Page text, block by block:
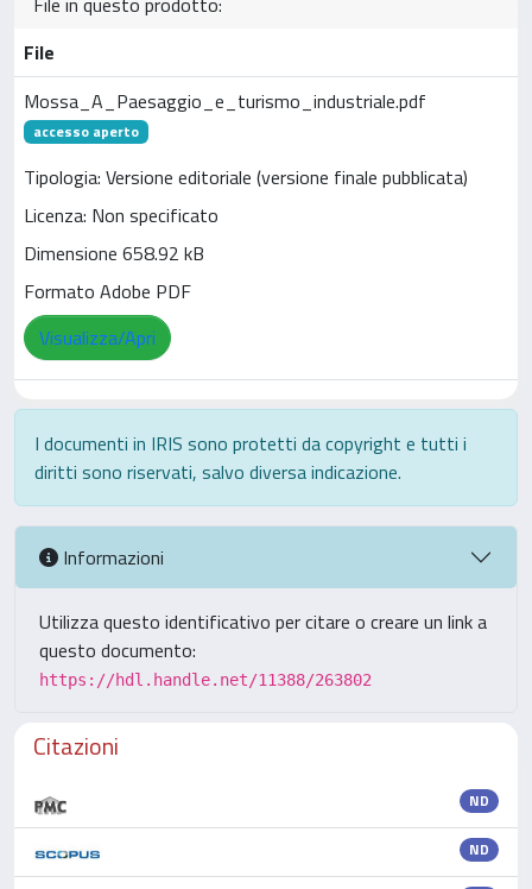
File
Mossa_A_Paesaggio_e_turismo_industriale.pdf
accesso aperto
Tipologia: Versione editoriale (versione finale pubblicata)
Licenza: Non specificato
Dimensione 658.92 kB
Formato Adobe PDF
Visualizza/Apri
I documenti in IRIS sono protetti da copyright e tutti i
diritti sono riservati, salvo diversa indicazione.
Informazioni
Utilizza questo identificativo per citare o creare un link a
questo documento:
https://hdl.handle.net/11388/263802
Citazioni
ND
ND